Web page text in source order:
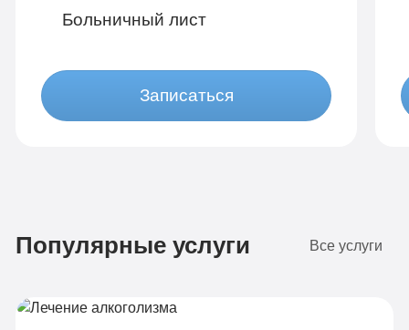
Больничный лист
Записаться
4-х местная комната
Групповая терапия
Популярные услуги Все услуги